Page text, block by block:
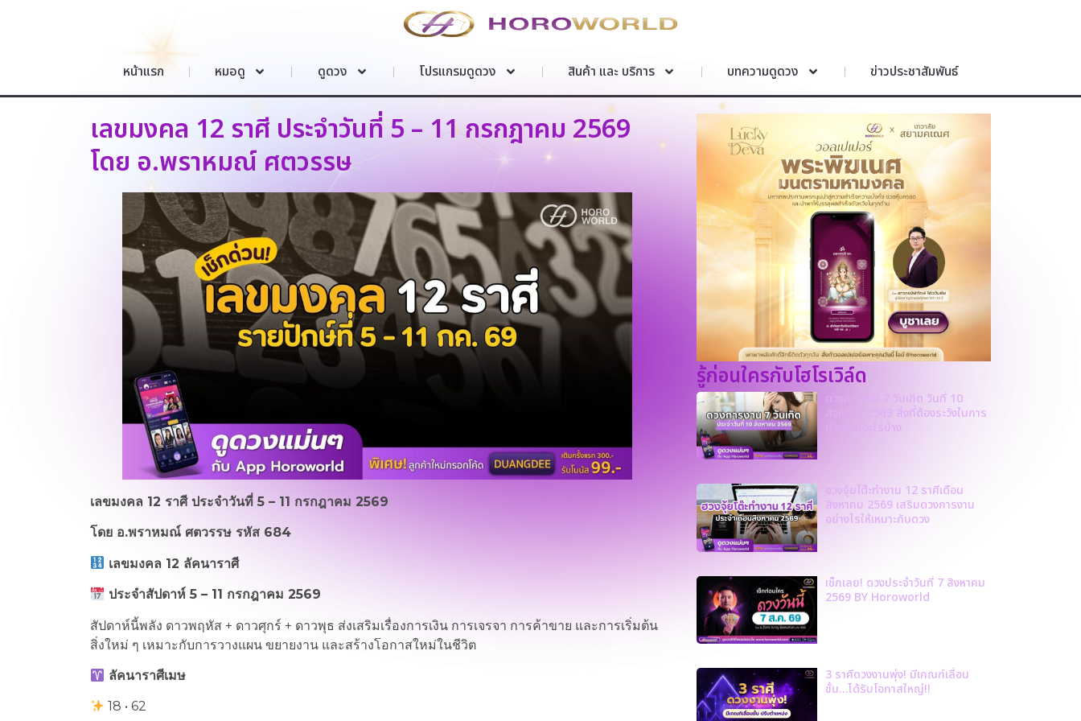
หน้าแรก หมอดู ดูดวง โปรแกรมดูดวง สินค้า และ บริการ บทความดูดวง ข่าวประชาสัมพันธ์
เลขมงคล 12 ราศี ประจำวันที่ 5 – 11 กรกฎาคม 2569
โดย อ.พราหมณ์ ศตวรรษ
เลขมงคล 12 ราศี ประจำวันที่ 5 – 11 กรกฎาคม 2569
โดย อ.พราหมณ์ ศตวรรษ รหัส 684
เลขมงคล 12 ลัคนาราศี
ประจำสัปดาห์5 – 11 กรกฎาคม2569
สัปดาห์นี้พลัง ดาวพฤหัส + ดาวศุกร์ + ดาวพุธ ส่งเสริมเรื่องการเงิน การเจรจา การค้าขาย และการเริ่มต้น
สิ่งใหม่ ๆ เหมาะกับการวางแผน ขยายงาน และสร้างโอกาสใหม่ในชีวิต
ลัคนาราศีเมษ
18 • 62
รู้ก่อนใครกับโฮโรเวิล์ด
ดวงการงาน 7 วันเกิด วันที่ 10
สิงหาคม 2569 สิ่งที่ต้องระวังในการ
ทำงานมีอะไรบ้าง
ฮวงจุ้ยโต๊ะทำงาน 12 ราศีเดือน
สิงหาคม 2569 เสริมดวงการงาน
อย่างไรให้เหมาะกับดวง
เช็กเลย! ดวงประจำวันที่ 7 สิงหาคม
2569 BY Horoworld
3 ราศีดวงงานพุ่ง! มีเกณฑ์เลื่อน
ขั้น…ได้รับโอกาสใหญ่!!